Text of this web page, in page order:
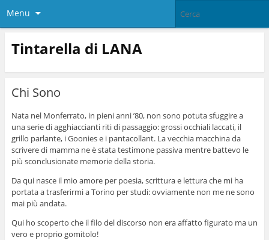
Menu
Tintarella di LANA
Chi Sono
Nata nel Monferrato, in pieni anni ’80, non sono potuta sfuggire a
una serie di agghiaccianti riti di passaggio: grossi occhiali laccati, il
grillo parlante, i Goonies e i pantacollant. La vecchia macchina da
scrivere di mamma ne è stata testimone passiva mentre battevo le
più sconclusionate memorie della storia.
Da qui nasce il mio amore per poesia, scrittura e lettura che mi ha
portata a trasferirmi a Torino per studi: ovviamente non me ne sono
mai più andata.
Qui ho scoperto che il filo del discorso non era affatto figurato ma un
vero e proprio gomitolo!